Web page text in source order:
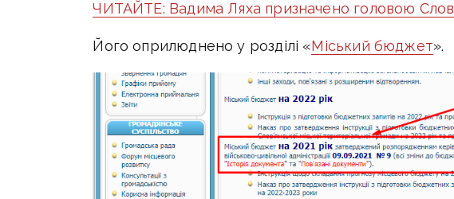
ЧИТАЙТЕ: Вадима Ляха призначено головою
Його оприлюднено у розділі «Міський бюджет».